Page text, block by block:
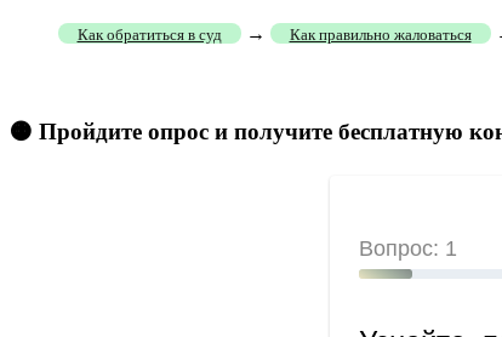
Как обратиться в суд → Как правильно жаловаться
🟠 Пройдите опрос и получите бесплатную